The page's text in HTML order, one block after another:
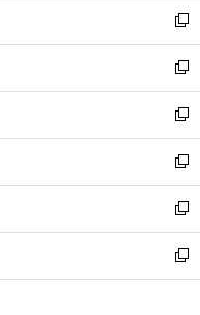
く
で
開
く
ド
ウ
で
開
く
ィ
ン
ド
ウ
で
開
く
い
ウ
ィ
ン
ド
ウ
で
開
く
新
し
い
ウ
ィ
ン
ド
ウ
で
開
く
新
し
い
ウ
ィ
ン
ド
ウ
で
開
新
し
い
ウ
ィ
ン
ド
ウ
新
し
い
ウ
ィ
ン
新
し
い
ウ
新
し